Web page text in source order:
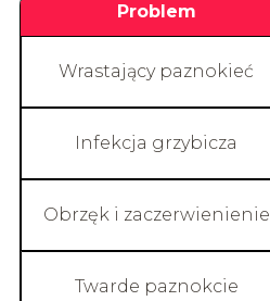
Problem
Wrastający paznokieć
Infekcja grzybicza
Obrzęk i zaczerwienienie
Twarde paznokcie